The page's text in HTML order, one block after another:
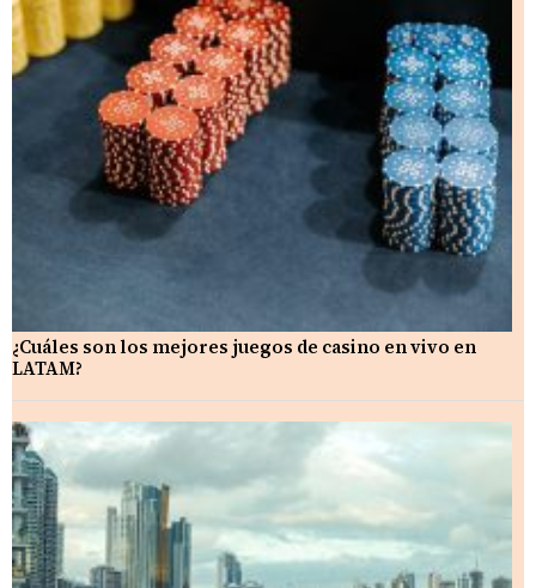
¿Cuáles son los mejores juegos de casino en vivo en
LATAM?